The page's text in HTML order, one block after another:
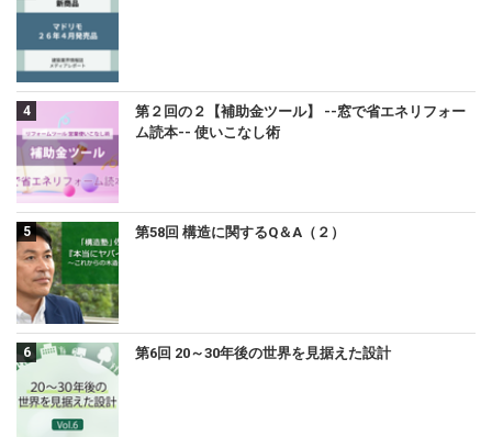
第２回の２【補助金ツール】 --窓で省エネリフォー
ム読本-- 使いこなし術
第58回 構造に関するQ＆A（２）
第6回 20～30年後の世界を見据えた設計